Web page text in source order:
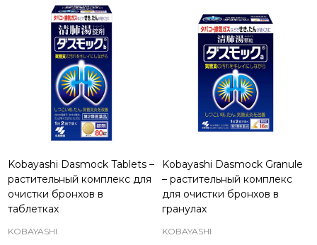
Kobayashi Dasmock Tablets –
растительный комплекс для
очистки бронхов в
таблетках
KOBAYASHI
Kobayashi Dasmock Granule
– растительный комплекс
для очистки бронхов в
гранулах
KOBAYASHI